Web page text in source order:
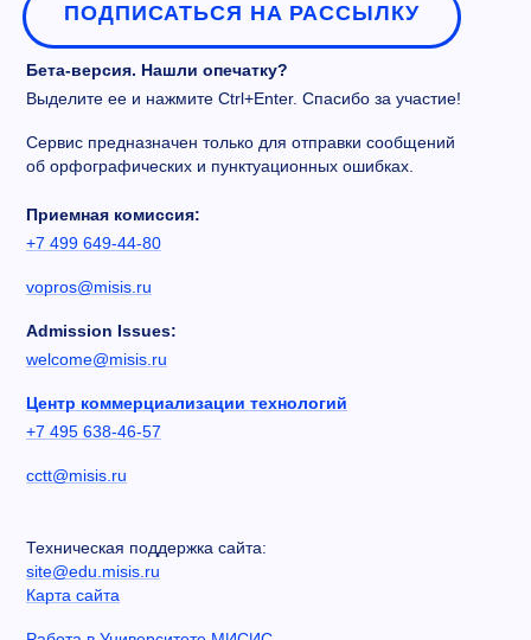
ПОДПИСАТЬСЯ НА РАССЫЛКУ
Бета-версия. Нашли опечатку?
Выделите ее и нажмите Ctrl+Enter. Спасибо за участие!
Сервис предназначен только для отправки сообщений
об орфографических и пунктуационных ошибках.
Приемная комиссия:
+7 499 649-44-80
vopros@misis.ru
Admission Issues:
welcome@misis.ru
Центр коммерциализации технологий
+7 495 638-46-57
cctt@misis.ru
Техническая поддержка сайта:
site@edu.misis.ru
Карта сайта